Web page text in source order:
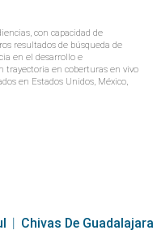
con capacidad de
resultados de búsqueda de
en el desarrollo e
trayectoria en coberturas en vivo
en Estados Unidos, México,
Chivas De Guadalajara